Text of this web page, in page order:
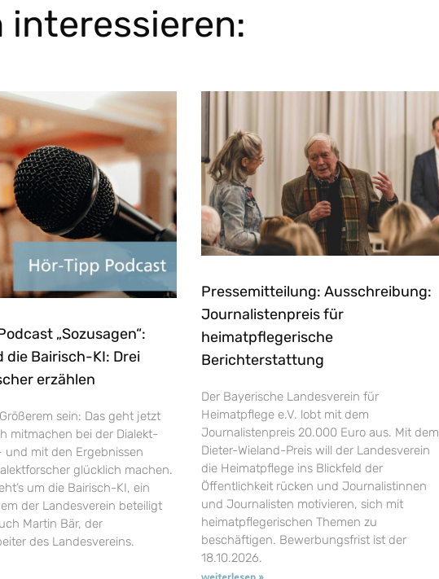
interessieren:
„Sozusagen“:
die Bairisch-KI: Drei
erzählen
sein: Das geht jetzt
mitmachen bei der Dialekt-
und mit den Ergebnissen
glücklich machen.
um die Bairisch-KI, ein
der Landesverein beteiligt
Martin Bär, der
des Landesvereins.
Pressemitteilung: Ausschreibung:
Journalistenpreis für
heimatpflegerische
Berichterstattung
Der Bayerische Landesverein für
Heimatpflege e.V. lobt mit dem
Journalistenpreis 20.000 Euro aus. Mit dem
Dieter-Wieland-Preis will der Landesverein
die Heimatpflege ins Blickfeld der
Öffentlichkeit rücken und Journalistinnen
und Journalisten motivieren, sich mit
heimatpflegerischen Themen zu
beschäftigen. Bewerbungsfrist ist der
18.10.2026.